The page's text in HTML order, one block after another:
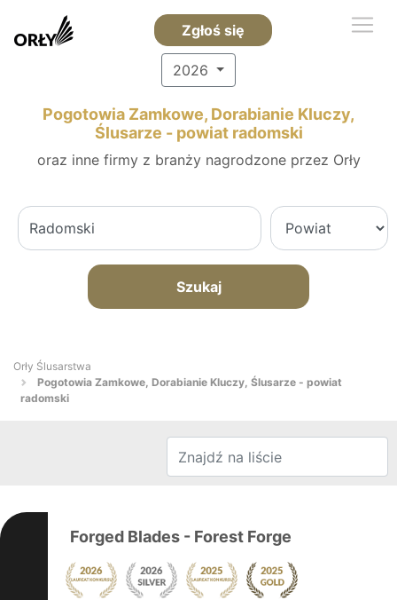
Zgłoś się
2026
Pogotowia Zamkowe, Dorabianie Kluczy,
Ślusarze - powiat radomski
oraz inne firmy z branży nagrodzone przez Orły
Szukaj
Orły Ślusarstwa
Pogotowia Zamkowe, Dorabianie Kluczy, Ślusarze - powiat
radomski
Forged Blades - Forest Forge